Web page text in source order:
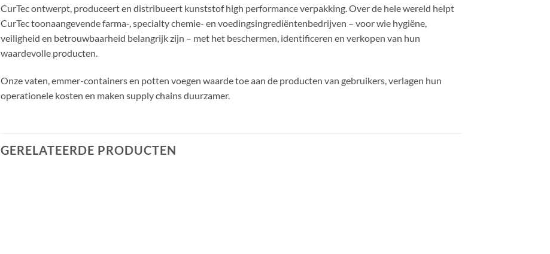
CurTec ontwerpt, produceert en distribueert kunststof high performance verpakking. Over de hele wereld helpt
CurTec toonaangevende farma-, specialty chemie- en voedingsingrediëntenbedrijven – voor wie hygiëne,
veiligheid en betrouwbaarheid belangrijk zijn – met het beschermen, identificeren en verkopen van hun
waardevolle producten.
Onze vaten, emmer-containers en potten voegen waarde toe aan de producten van gebruikers, verlagen hun
operationele kosten en maken supply chains duurzamer.
GERELATEERDE PRODUCTEN